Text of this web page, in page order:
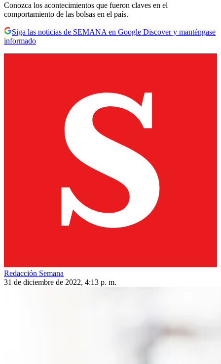
Conozca los acontecimientos que fueron claves en el
comportamiento de las bolsas en el país.
Siga las noticias de SEMANA en Google Discover y manténgase
informado
Redacción Semana
31 de diciembre de 2022, 4:13 p. m.